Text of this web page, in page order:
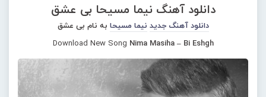
دانلود آهنگ نیما مسیحا بی عشق
دانلود آهنگ جدید نیما مسیحا به نام بی عشق
Download New Song Nima Masiha – Bi Eshgh